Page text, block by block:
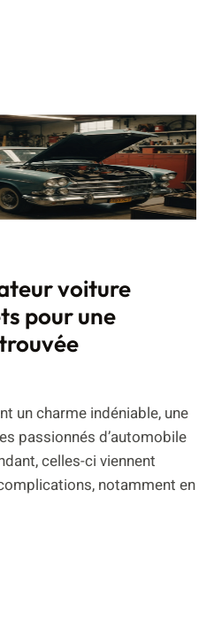
voiture
pour une
un charme indéniable, une
passionnés d’automobile
celles-ci viennent
notamment en